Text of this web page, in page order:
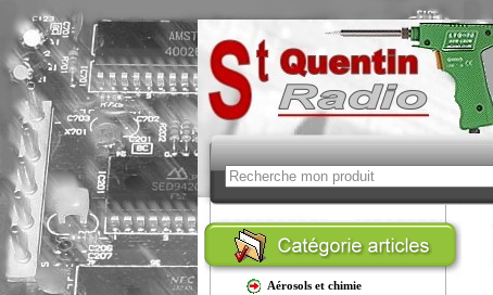
Aérosols et chimie